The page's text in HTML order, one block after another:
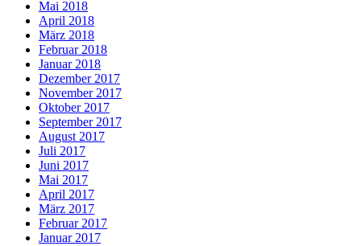
Mai 2018
April 2018
März 2018
Februar 2018
Januar 2018
Dezember 2017
November 2017
Oktober 2017
September 2017
August 2017
Juli 2017
Juni 2017
Mai 2017
April 2017
März 2017
Februar 2017
Januar 2017